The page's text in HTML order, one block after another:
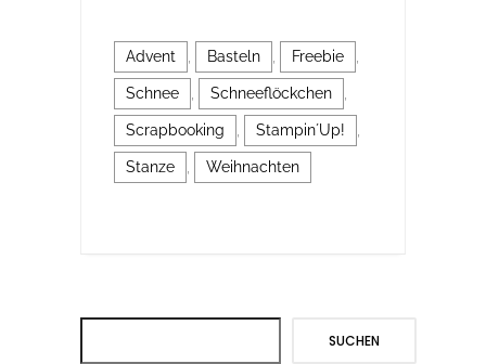
Advent Basteln Freebie
Schnee Schneeflöckchen
Scrapbooking Stampin´Up!
Stanze Weihnachten
SUCHEN